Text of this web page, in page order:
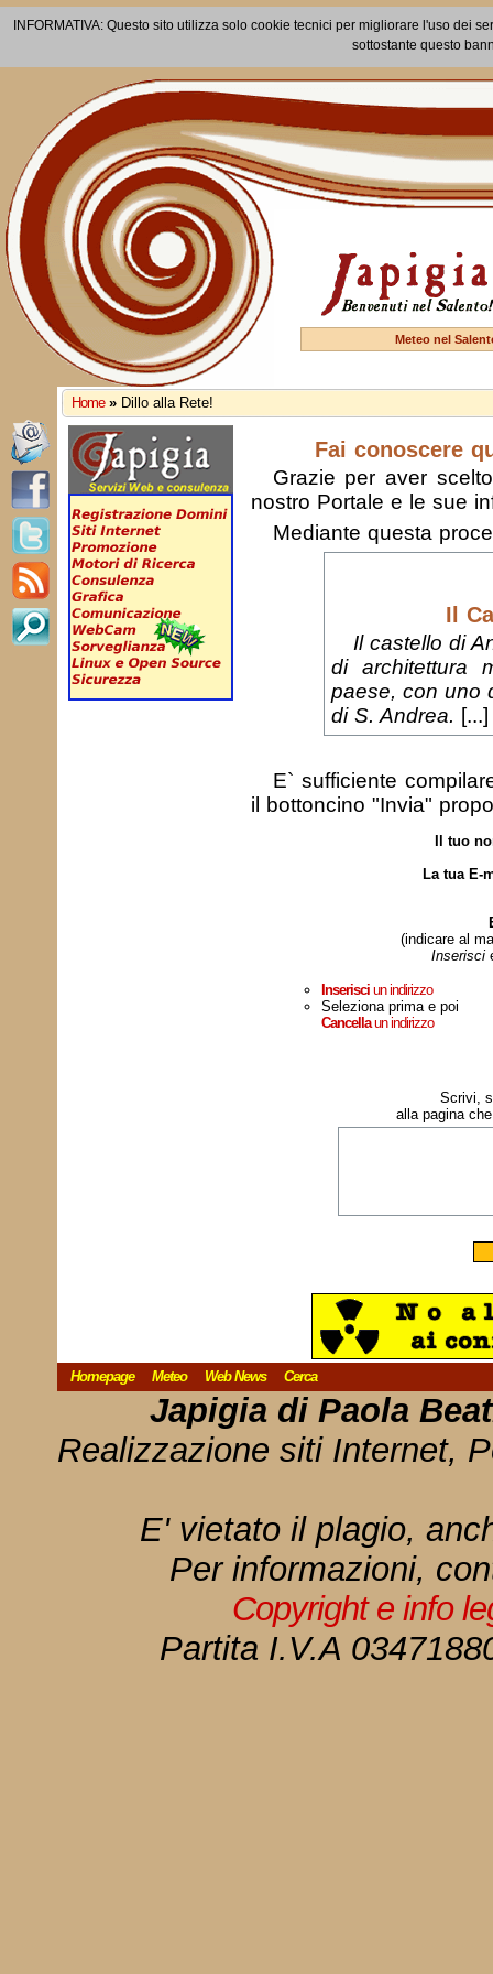
INFORMATIVA: Questo sito utilizza solo cookie tecnici per migliorare l'uso dei
sottostante questo
Meteo nel
Home » Dillo alla Rete!
Fai conoscere
Grazie per aver
nostro Portale e le sue
Mediante questa
Il
Il castello di
di architettura
paese, con uno
di S. Andrea. [...]
E` sufficiente
il bottoncino "Invia"
Il tuo
La tua E-
(indicare al
Inserisci
Inserisciun indirizzo
Seleziona prima e poi
Cancellaun indirizzo
Scrivi,
alla pagina
Homepage Meteo Web News Cerca
Japigia di Paola
Realizzazione siti Internet,
E' vietato il plagio,
Per informazioni,
Copyright e info
Partita I.V.A